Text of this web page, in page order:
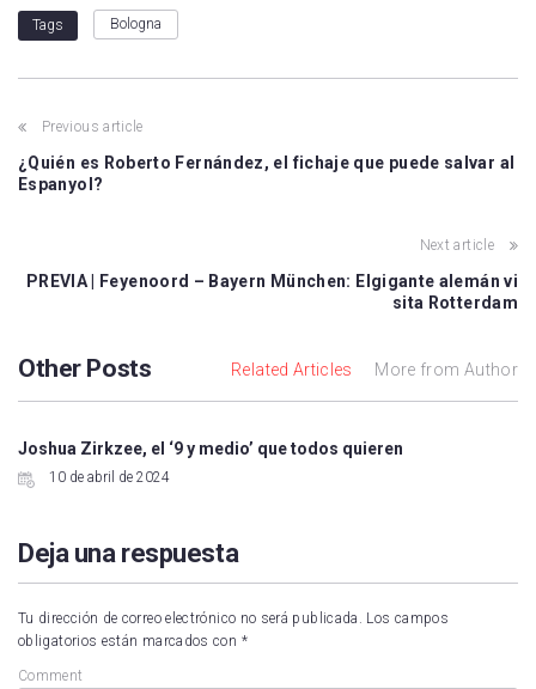
Tags Bologna
Previous article
¿Quién es Roberto Fernández, el fichaje que puede salvar al
Espanyol?
Next article
PREVIA | Feyenoord – Bayern München: Elgigante alemán vi
sita Rotterdam
Other Posts Related Articles More from Author
Joshua Zirkzee, el ‘9 y medio’ que todos quieren
10 de abril de 2024
Deja una respuesta
Tu dirección de correo electrónico no será publicada. Los campos
obligatorios están marcados con *
Comment